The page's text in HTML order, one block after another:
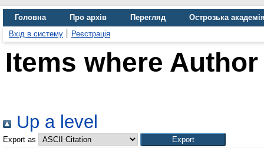
Головна Про архів Перегляд
Острозька
Вхід в систему
Реєстрація
Items where
Up a level
Export as